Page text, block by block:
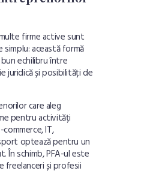
firme active sunt
această formă
echilibru între
juridică și posibilități de
care aleg
pentru activități
IT,
optează pentru un
În schimb, PFA-ul este
freelanceri și profesii